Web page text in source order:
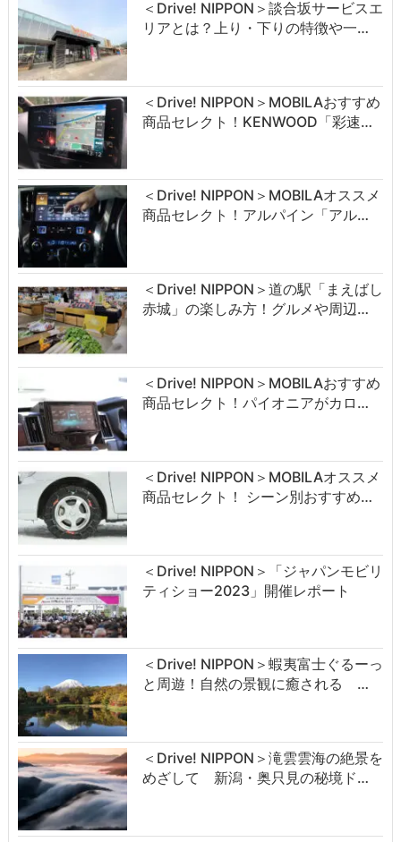
＜Drive! NIPPON＞談合坂サービスエ
リアとは？上り・下りの特徴や一…
＜Drive! NIPPON＞MOBILAおすすめ
商品セレクト！KENWOOD「彩速…
＜Drive! NIPPON＞MOBILAオススメ
商品セレクト！アルパイン「アル…
＜Drive! NIPPON＞道の駅「まえばし
赤城」の楽しみ方！グルメや周辺…
＜Drive! NIPPON＞MOBILAおすすめ
商品セレクト！パイオニアがカロ…
＜Drive! NIPPON＞MOBILAオススメ
商品セレクト！ シーン別おすすめ…
＜Drive! NIPPON＞「ジャパンモビリ
ティショー2023」開催レポート
＜Drive! NIPPON＞蝦夷富士ぐるーっ
と周遊！自然の景観に癒される …
＜Drive! NIPPON＞滝雲雲海の絶景を
めざして 新潟・奥只見の秘境ド…